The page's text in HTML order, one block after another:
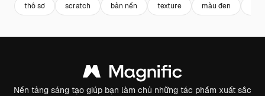
thô sơ scratch bản nền texture màu đen
Nền tảng sáng tạo giúp bạn làm chủ những tác phẩm xuất sắc